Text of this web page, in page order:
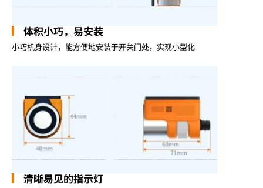
体积小巧，易安装
小巧机身设计，能方便地安装于开关门处，实现小型化
清晰易见的指示灯